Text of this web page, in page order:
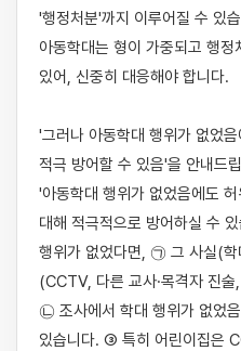
'행정처분'까지 이루어질 수 있
아동학대는 형이 가중되고 행
있어, 신중히 대응해야 합니다.
'그러나 아동학대 행위가 없었
적극 방어할 수 있음'을 안내드
'아동학대 행위가 없었음에도
대해 적극적으로 방어하실 수
행위가 없었다면, ㉠ 그 사실(
(CCTV, 다른 교사·목격자 진
㉡ 조사에서 학대 행위가 없었
있습니다. ③ 특히 어린이집은